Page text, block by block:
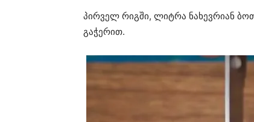
პირველ რიგში, ლიტრა ნახევრიან
გაჭერით.